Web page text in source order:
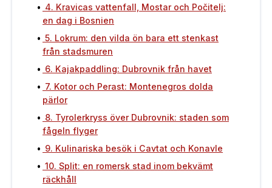
4. Kravicas vattenfall, Mostar och Počitelj:
en dag i Bosnien
5. Lokrum: den vilda ön bara ett stenkast
från stadsmuren
6. Kajakpaddling: Dubrovnik från havet
7. Kotor och Perast: Montenegros dolda
pärlor
8. Tyrolerkryss över Dubrovnik: staden som
fågeln flyger
9. Kulinariska besök i Cavtat och Konavle
10. Split: en romersk stad inom bekvämt
räckhåll